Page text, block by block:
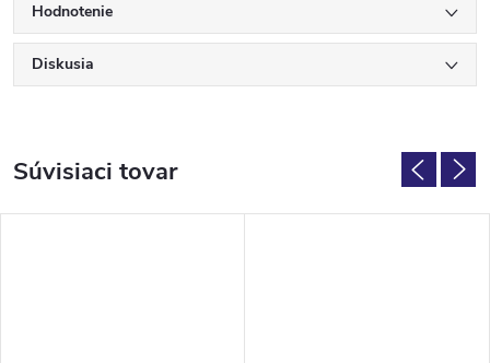
Hodnotenie
Diskusia
Súvisiaci tovar